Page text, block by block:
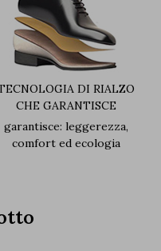
DI RIALZO
CHE GARANTISCE
garantisce: leggerezza,
comfort ed ecologia